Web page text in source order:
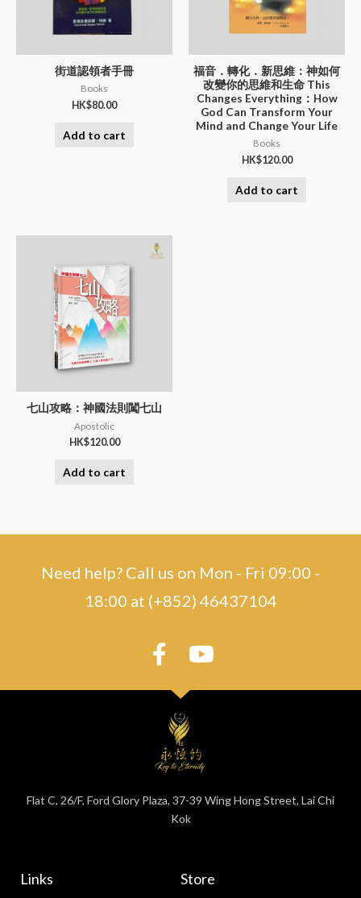
街道認領者手冊
Books
HK$80.00
Add to cart
福音．轉化．新思維：神如何
改變你的思維和生命 This
Changes Everything：How
God Can Transform Your
Mind and Change Your Life
Books
HK$120.00
Add to cart
七山攻略：神國法則闖七山
Apostolic
HK$120.00
Add to cart
Need help? Call us on Mon - Fri 09:00 -
18:00 at (+852) 46437104
Flat C, 26/F, Ford Glory Plaza, 37-39 Wing Hong Street, Lai Chi
Kok
Links Store